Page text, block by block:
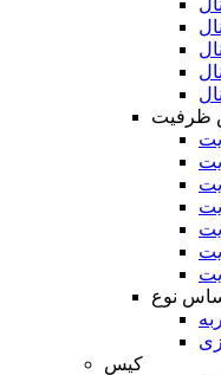
ظرفیت
نوع
کیس